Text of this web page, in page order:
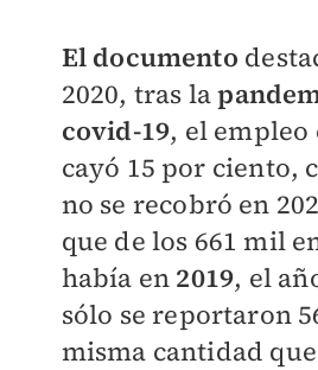
El documento
2020, tras la
covid-19, el empleo
cayó 15 por ciento,
no se recobró en
que de los 661 mil
había en 2019, el
sólo se reportaron
misma cantidad